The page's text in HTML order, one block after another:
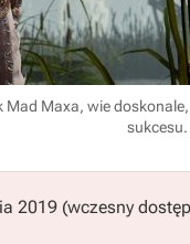
Mad Maxa, wie
sukcesu.
2019 (wczesny